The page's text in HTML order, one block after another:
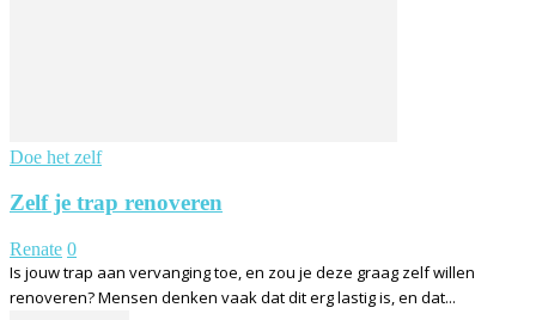
Doe het zelf
Zelf je trap renoveren
Renate 0
Is jouw trap aan vervanging toe, en zou je deze graag zelf willen
renoveren? Mensen denken vaak dat dit erg lastig is, en dat...